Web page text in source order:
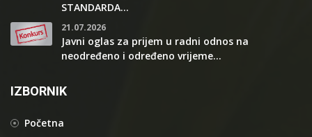
STANDARDA...
21.07.2026
Javni oglas za prijem u radni odnos na
neodređeno i određeno vrijeme...
IZBORNIK
Početna